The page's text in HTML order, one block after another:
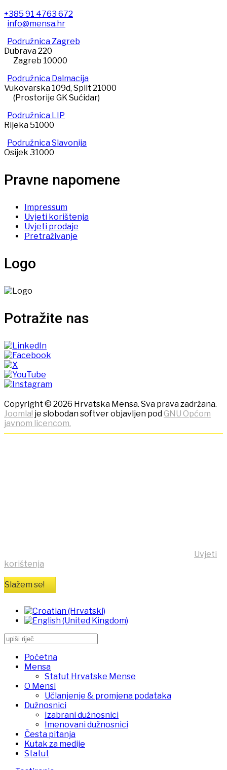
+385 91 4763 672
info@mensa.hr
Podružnica Zagreb
Dubrava 220
Zagreb 10000
Podružnica Dalmacija
Vukovarska 109d, Split 21000
(Prostorije GK Sućidar)
Podružnica LIP
Rijeka 51000
Podružnica Slavonija
Osijek 31000
Pravne napomene
Impressum
Uvjeti korištenja
Uvjeti prodaje
Pretraživanje
Logo
Potražite nas
Copyright © 2026 Hrvatska Mensa. Sva prava zadržana.
Joomla! je slobodan softver objavljen pod GNU Općom
javnom licencom.
Uvjeti
korištenja
Slažem se!
Početna
Mensa
Statut Hrvatske Mense
O Mensi
Učlanjenje & promjena podataka
Dužnosnici
Izabrani dužnosnici
Imenovani dužnosnici
Česta pitanja
Kutak za medije
Statut